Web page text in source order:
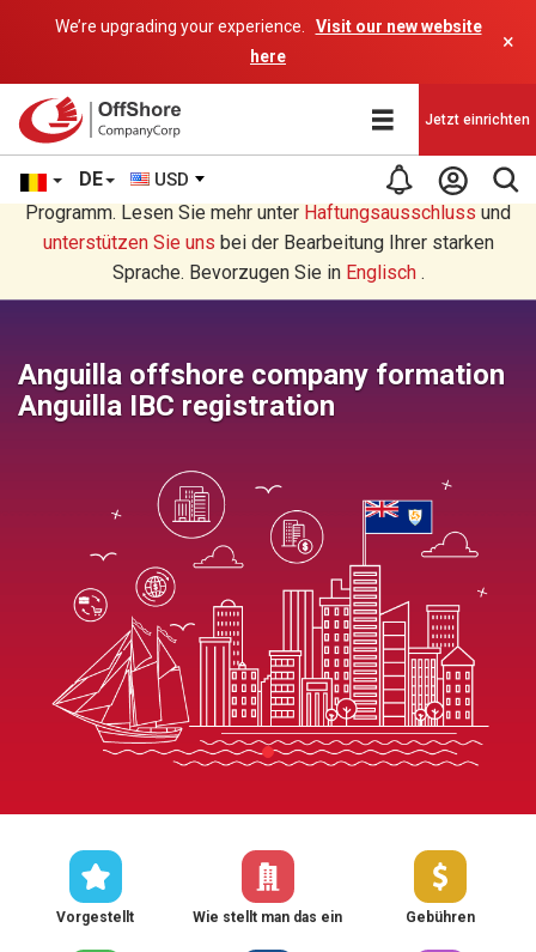
We’re upgrading your experience.
Visit our new website
here
×
DE USD
Jetzt einrichten
Sie lesen eine Deutsche Übersetzung durch ein AI-
Programm. Lesen Sie mehr unter Haftungsausschluss und
unterstützen Sie uns bei der Bearbeitung Ihrer starken
Sprache. Bevorzugen Sie in Englisch.
Anguilla offshore company formation
Anguilla IBC registration
Vorgestellt Wie stellt man das ein Gebühren